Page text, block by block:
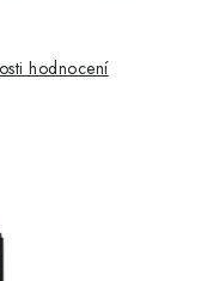
hodnocení